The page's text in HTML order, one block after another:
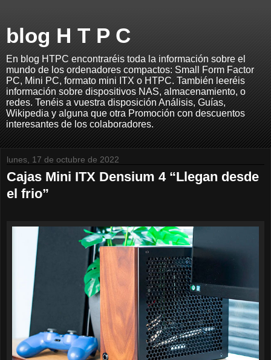
blog H T P C
En blog HTPC encontraréis toda la información sobre el
mundo de los ordenadores compactos: Small Form Factor
PC, Mini PC, formato mini ITX o HTPC. También leeréis
información sobre dispositivos NAS, almacenamiento, o
redes. Tenéis a vuestra disposición Análisis, Guías,
Wikipedia y alguna que otra Promoción con descuentos
interesantes de los colaboradores.
lunes, 17 de octubre de 2022
Cajas Mini ITX Densium 4 “Llegan desde
el frio”